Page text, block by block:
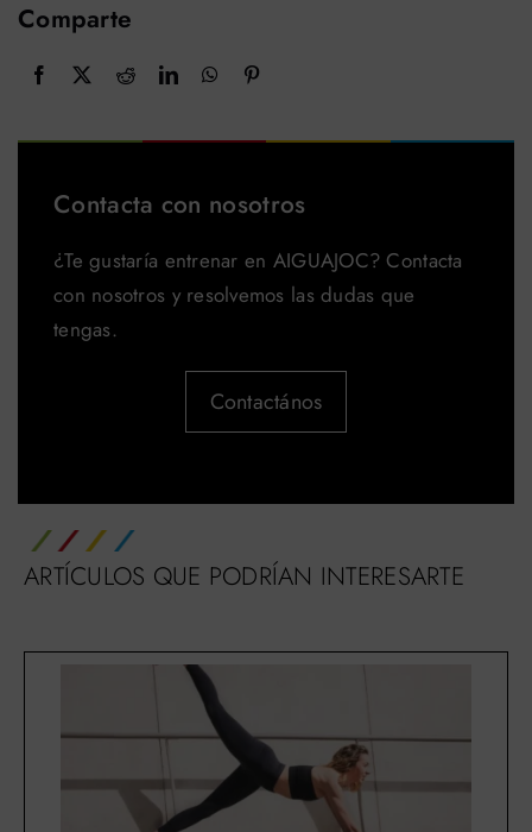
Comparte
Contacta con nosotros
¿Te gustaría entrenar en AIGUAJOC? Contacta
con nosotros y resolvemos las dudas que
tengas.
Contactános
ARTÍCULOS QUE PODRÍAN INTERESARTE